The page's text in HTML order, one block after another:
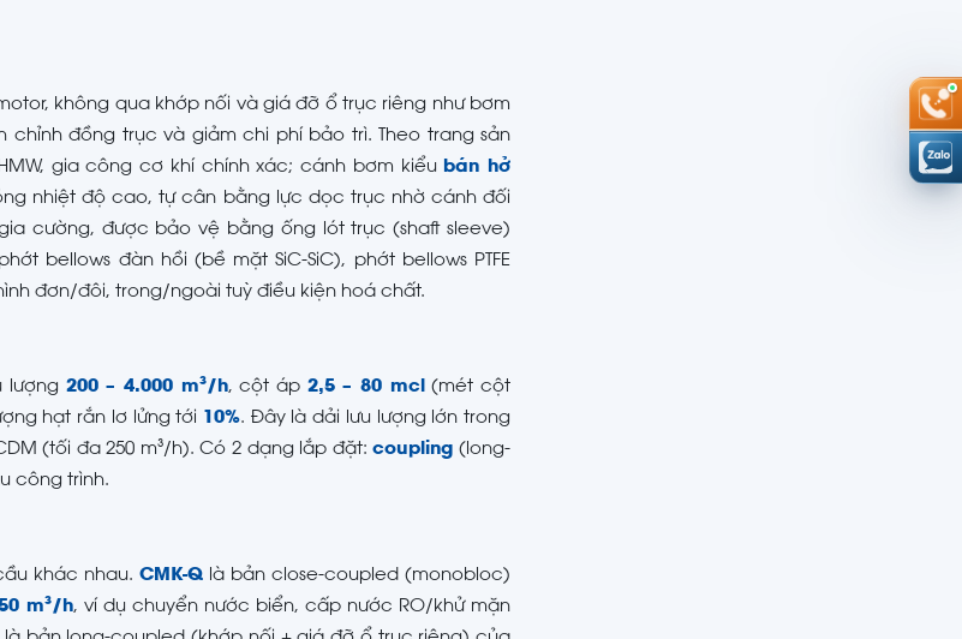
không qua khớp nối và giá đỡ ổ trục riêng như bơm
đồng trục và giảm chi phí bảo trì. Theo trang sản
gia công cơ khí chính xác; cánh bơm kiểu bán hở
nhiệt độ cao, tự cân bằng lực dọc trục nhờ cánh đối
cường, được bảo vệ bằng ống lót trục (shaft sleeve)
bellows đàn hồi (bề mặt SiC-SiC), phớt bellows PTFE
đơn/đôi, trong/ngoài tuỳ điều kiện hoá chất.
lượng 200 – 4.000 m³/h, cột áp 2,5 – 80 mcl(mét cột
hạt rắn lơ lửng tới 10%. Đây là dải lưu lượng lớn trong
(tối đa 250 m³/h). Có 2 dạng lắp đặt:coupling (long-
công trình.
khác nhau.CMK-Q là bản close-coupled (monobloc)
m³/h, ví dụ chuyển nước biển, cấp nước RO/khử mặn